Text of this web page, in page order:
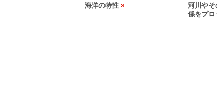
海洋の特性
河川やそ
係をプロ